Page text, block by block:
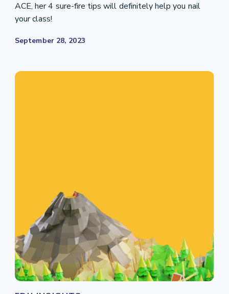
ACE, her 4 sure-fire tips will definitely help you nail
your class!
September 28, 2023